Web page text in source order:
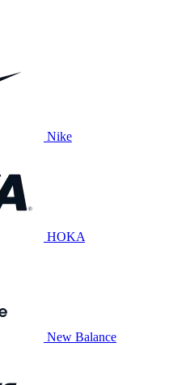
Nike
HOKA
New Balance